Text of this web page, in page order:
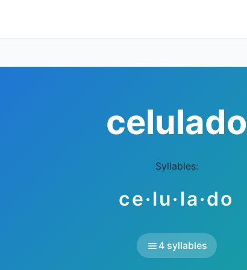
celulado
Syllables:
ce·lu·la·do
4 syllables